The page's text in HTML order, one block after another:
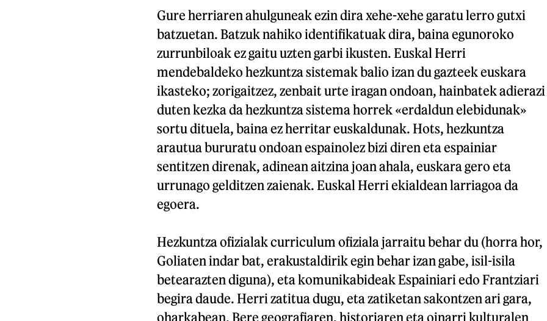
Gure herriaren ahulguneak ezin dira xehe-xehe garatu lerro gutxi
batzuetan. Batzuk nahiko identifikatuak dira, baina egunoroko
zurrunbiloak ez gaitu uzten garbi ikusten. Euskal Herri
mendebaldeko hezkuntza sistemak balio izan du gazteek euskara
ikasteko; zorigaitzez, zenbait urte iragan ondoan, hainbatek adierazi
duten kezka da hezkuntza sistema horrek «erdaldun elebidunak»
sortu dituela, baina ez herritar euskaldunak. Hots, hezkuntza
arautua bururatu ondoan espainolez bizi diren eta espainiar
sentitzen direnak, adinean aitzina joan ahala, euskara gero eta
urrunago gelditzen zaienak. Euskal Herri ekialdean larriagoa da
egoera.
Hezkuntza ofizialak curriculum ofiziala jarraitu behar du (horra hor,
Goliaten indar bat, erakustaldirik egin behar izan gabe, isil-isila
betearazten diguna), eta komunikabideak Espainiari edo Frantziari
begira daude. Herri zatitua dugu, eta zatiketan sakontzen ari gara,
oharkabean. Bere geografiaren, historiaren eta oinarri kulturalen